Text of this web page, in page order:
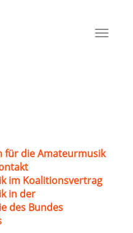
Toggle
für die Amateurmusik
im Koalitionsvertrag
in der
des Bundes